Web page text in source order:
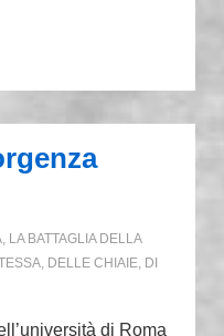
, LA BATTAGLIA DELLA
, DELLE CHIAIE, DI
di Roma